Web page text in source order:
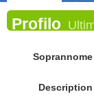
Profilo
Soprannome
Description